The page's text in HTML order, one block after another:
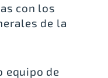
con los
de la
equipo de